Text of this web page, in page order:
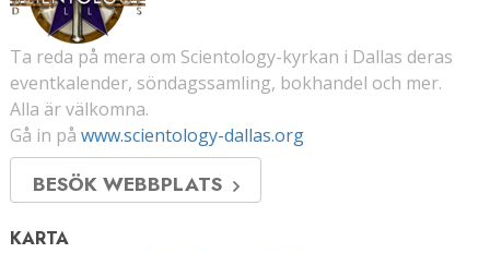
Ta reda på mera om Scientology-kyrkan i Dallas deras
eventkalender, söndagssamling, bokhandel och mer.
Alla är välkomna.
Gå in på www.scientology-dallas.org
BESÖK WEBBPLATS
KARTA